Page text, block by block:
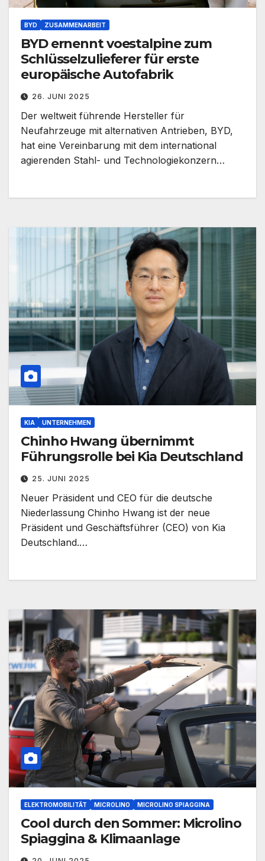
BYD ZUSAMMENARBEIT
BYD ernennt voestalpine zum
Schlüsselzulieferer für erste
europäische Autofabrik
26. JUNI 2025
Der weltweit führende Hersteller für
Neufahrzeuge mit alternativen Antrieben, BYD,
hat eine Vereinbarung mit dem international
agierenden Stahl- und Technologiekonzern…
KIA UNTERNEHMEN
Chinho Hwang übernimmt
Führungsrolle bei Kia Deutschland
25. JUNI 2025
Neuer Präsident und CEO für die deutsche
Niederlassung Chinho Hwang ist der neue
Präsident und Geschäftsführer (CEO) von Kia
Deutschland.…
ELEKTROMOBILITÄT MICROLINO MICROLINO SPIAGGINA
Cool durch den Sommer: Microlino
Spiaggina & Klimaanlage